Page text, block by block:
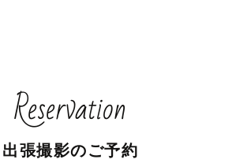
Reservation
出張撮影のご予約